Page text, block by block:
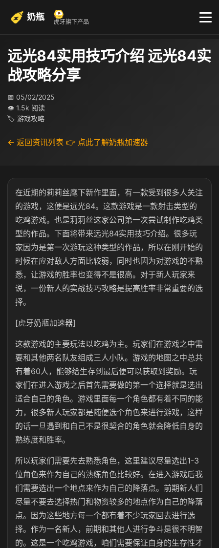
奶瓶 虎牙旗下产品
远光84实用技巧介绍 远光84实
战攻略分享
📅 05/02/2025
👁 1.5k 阅读
🏷 游戏攻略
← 返回资讯列表 👉 点此了解奶瓶加速器
在近期的莉莉丝麾下新作里面，有一款受到很多人关注
的游戏，这便是远光84。这款游戏是一款射击类型的
吃鸡游戏。也是莉莉丝这家公司第一次尝试制作吃鸡类
型的作品。下面将带来远光84实用技巧介绍。很多玩
家因为是第一次游玩这种类型的作品，所以在刚开始的
时候在应对敌人方面比较弱，同时也因为对游戏的不熟
悉，让游戏的胜率也变得不是很高。对于新人玩家来
说，一份新人的实战技巧攻略是提高胜率非常重要的选
择。
[虎牙奶瓶加速器]
这款游戏的主要玩法以吃鸡为主。玩家们在游戏之中需
要和其他两名队友组成三人小队。游戏的地图之中总共
有着60人，能够给生存到最后便可以获取到奖励。玩
家们在进入游戏之后首先需要做的第一个选择就是选出
适合自己的角色。游戏里面每一个角色都有着不同的能
力，很多新人玩家都是随便选个角色来进行游戏，这样
的话一旦遇到和自己不是很契合的角色就会降低自身的
熟练度和胜率。
所以玩家们需要先去熟悉角色，这里建议尽量选出1-3
位角色来作为自己的熟练角色比较好。在进入游戏后我
们需要选出一个地点来作为自己的降落点。前期新人们
尽量不要去选择热门和物资较多的地点作为自己的降落
点。因为这些地方每一个都有着不少玩家回去进行选
择。作为一名新人，前期和其他人进行争斗是很不明智
的。这是一个吃鸡游戏，咱们需要保证自身的生存性才